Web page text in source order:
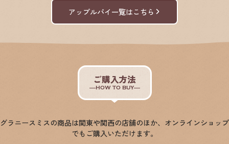
アップルパイ一覧はこちら
ご購入方法
HOW TO BUY
グラニースミスの商品は関東や関西の店舗のほか、オンラインショップ
でもご購入いただけます。